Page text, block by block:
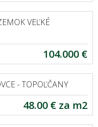
VEĽKÉ
104.000 €
- TOPOĽČANY
48.00 € za m2
EXKLUZÍVNE